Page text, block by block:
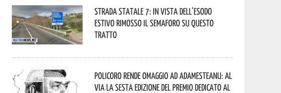
Strada statale 7: in vista dell’esodo
estivo rimosso il semaforo su questo
tratto
Policoro rende omaggio ad Adamesteanu: al
via la sesta edizione del Premio dedicato al